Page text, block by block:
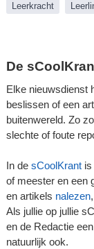
Leerkracht
De
Elke nieuwsdienst
beslissen of een
buitenwereld. Zo
slechte of foute
In de sCoolKrantis
of meester en een
en artikels nalezen
Als jullie op jullie
en de Redactie
natuurlijk ook.